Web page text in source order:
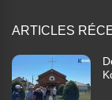
ARTICLES